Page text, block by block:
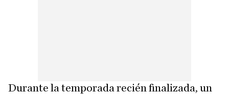
Durante la temporada recién finalizada, un